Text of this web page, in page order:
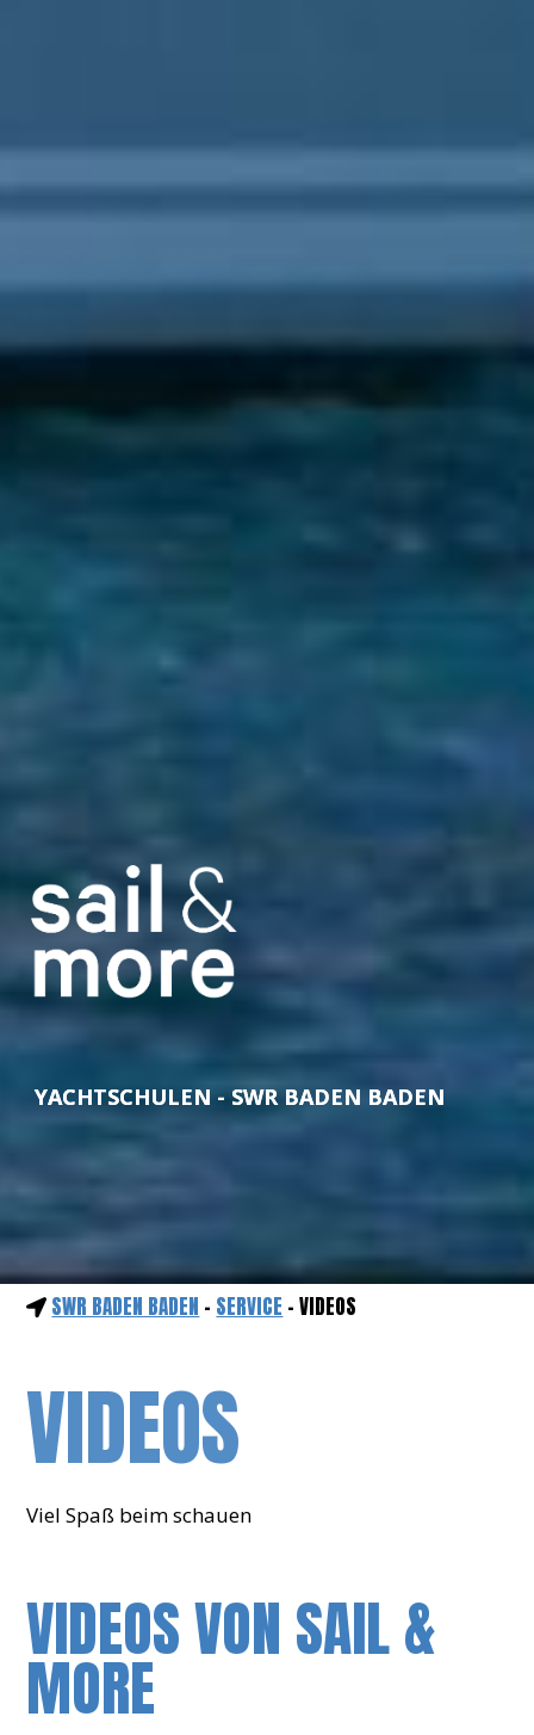
YACHTSCHULEN - SWR BADEN BADEN
SWR BADEN BADEN - SERVICE - VIDEOS
VIDEOS
Viel Spaß beim schauen
VIDEOS VON SAIL &
MORE